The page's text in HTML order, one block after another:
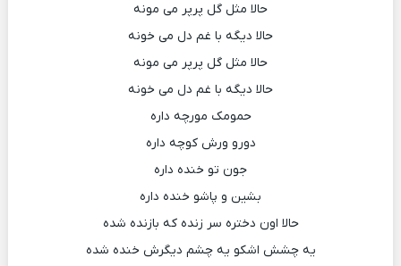
حالا مثل گل پرپر می مونه
حالا دیگه با غم دل می خونه
حالا مثل گل پرپر می مونه
حالا دیگه با غم دل می خونه
حمومک مورچه داره
دورو ورش کوچه داره
جون تو خنده داره
بشین و پاشو خنده داره
حالا اون دختره سر زنده که بازنده شده
یه چشش اشکو یه چشم دیگرش خنده شده